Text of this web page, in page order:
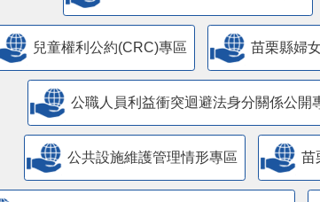
兒童權利公約(CRC)專區 苗栗縣婦
公職人員利益衝突迴避法身分關係公開
​公共設施維護管理情形專區 苗